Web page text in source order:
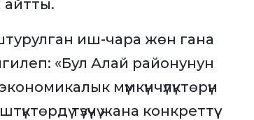
иш-чара жөн гана
«Бул Алай районунун
мүмкүнчүлүктөрүн
түзүүчү жана конкреттүү